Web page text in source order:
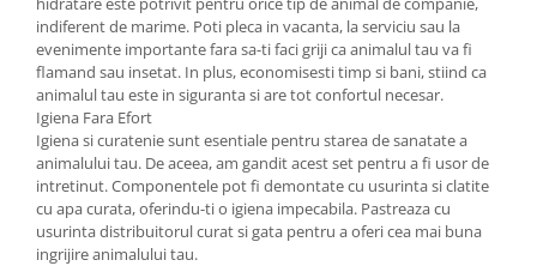
indiferent de marime. Poti pleca in vacanta, la serviciu sau la
evenimente importante fara sa-ti faci griji ca animalul tau va fi
flamand sau insetat. In plus, economisesti timp si bani, stiind ca
animalul tau este in siguranta si are tot confortul necesar.
Igiena Fara Efort
Igiena si curatenie sunt esentiale pentru starea de sanatate a
animalului tau. De aceea, am gandit acest set pentru a fi usor de
intretinut. Componentele pot fi demontate cu usurinta si clatite
cu apa curata, oferindu-ti o igiena impecabila. Pastreaza cu
usurinta distribuitorul curat si gata pentru a oferi cea mai buna
ingrijire animalului tau.